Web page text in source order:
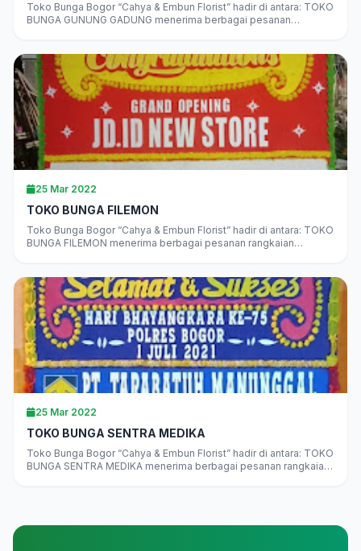
Toko Bunga Bogor “Cahya & Embun Florist” hadir di antara: TOKO
BUNGA GUNUNG GADUNG menerima berbagai pesanan
25 Mar 2022
TOKO BUNGA FILEMON
Toko Bunga Bogor “Cahya & Embun Florist” hadir di antara: TOKO
BUNGA FILEMON menerima berbagai pesanan rangkaian
25 Mar 2022
TOKO BUNGA SENTRA MEDIKA
Toko Bunga Bogor “Cahya & Embun Florist” hadir di antara: TOKO
BUNGA SENTRA MEDIKA menerima berbagai pesanan rangkaian